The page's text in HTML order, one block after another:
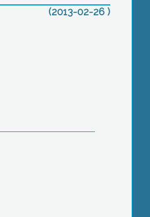
(2013-02-26 )